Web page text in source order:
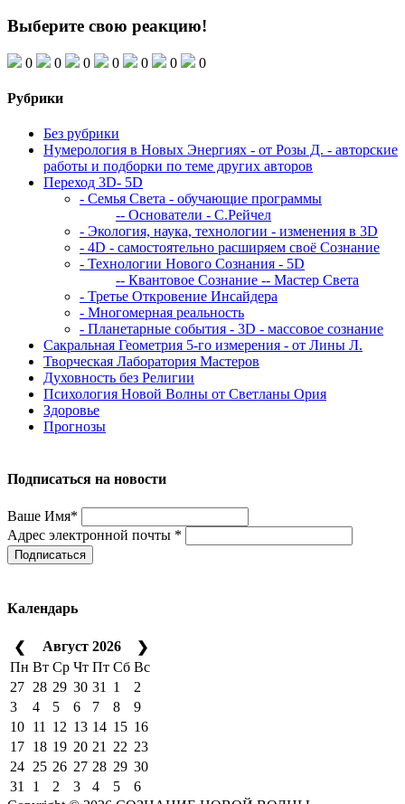
Выберите свою реакцию!
0 0 0 0 0 0 0
Рубрики
Без рубрики
Нумерология в Новых Энергиях - от Розы Д. - авторские
работы и подборки по теме других авторов
Переход 3D- 5D
- Семья Света - обучающие программы
-- Основатели - С.Рейчел
- Экология, наука, технологии - изменения в 3D
- 4D - самостоятельно расширяем своё Сознание
- Технологии Нового Сознания - 5D
-- Квантовое Сознание -- Мастер Света
- Третье Откровение Инсайдера
- Многомерная реальность
- Планетарные события - 3D - массовое сознание
Сакральная Геометрия 5-го измерения - от Лины Л.
Творческая Лаборатория Мастеров
Духовность без Религии
Психология Новой Волны от Светланы Ория
Здоровье
Прогнозы
Подписаться на новости
Ваше Имя*
Адрес электронной почты *
Подписаться
Календарь
❮ Август 2026
❯
Пн Вт Ср Чт Пт Сб Вс
27 28 29 30 31 1
2
3
4 5 6 7 8
9
10 11 12 13 14 15 16
17 18 19 20 21 22 23
24 25 26 27 28 29 30
31
1 2 3 4 5
6